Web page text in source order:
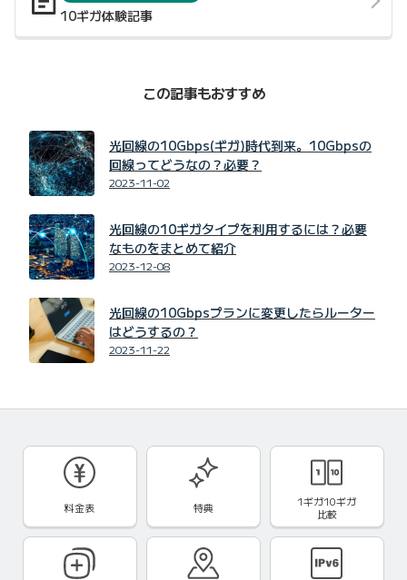
10ギガ体験記事
この記事もおすすめ
光回線の10Gbps(ギガ)時代到来。10Gbpsの
回線ってどうなの？必要？
2023-11-02
光回線の10ギガタイプを利用するには？必要
なものをまとめて紹介
2023-12-08
光回線の10Gbpsプランに変更したらルーター
はどうするの？
2023-11-22
料金表 特典
1ギガ10ギガ
比較